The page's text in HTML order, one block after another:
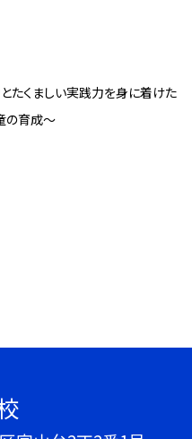
たくましい実践力を身に着けた
の育成～